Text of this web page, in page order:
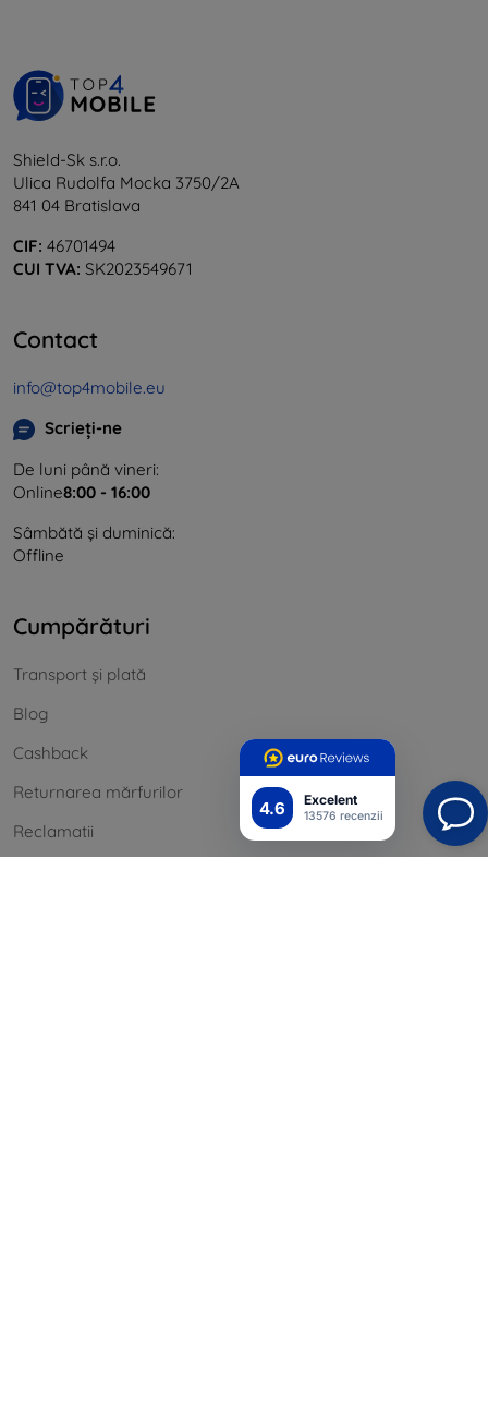
4.6 Excelent
13576 recenzii
Shield-Sk s.r.o.
Ulica Rudolfa Mocka 3750/2A
841 04 Bratislava
CIF: 46701494
CUI TVA: SK2023549671
Contact
info@top4mobile.eu
Scrieți-ne
De luni până vineri:
Online8:00 - 16:00
Sâmbătă și duminică:
Offline
Cumpărături
Transport și plată
Blog
Cashback
Returnarea mărfurilor
Reclamatii